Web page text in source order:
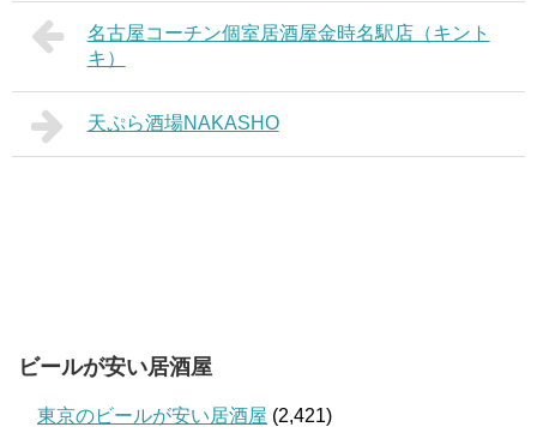
名古屋コーチン個室居酒屋金時名駅店（キント
キ）
天ぷら酒場NAKASHO
ビールが安い居酒屋
東京のビールが安い居酒屋 (2,421)